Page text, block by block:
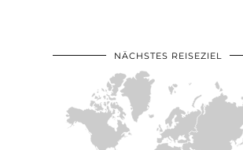
NÄCHSTES REISEZIEL